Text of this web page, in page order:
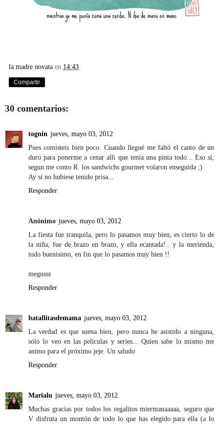
la madre novata en 14:43
Compartir
30 comentarios:
tognin jueves, mayo 03, 2012
Pues comisteis bien poco. Cuando llegué me faltó el canto de un
duro para ponerme a cenar alli que tenia una pinta todo... Eso si,
segun me conto R. los sandwichs gourmet volaron enseguida ;)
Ay si no hubiese tenido prisa...
Responder
Anónimo jueves, mayo 03, 2012
La fiesta fue tranquila, pero lo pasamos muy bien, es cierto lo de
la niña, fue de brazo en brazo, y ella ecantada!.. y la merienda,
todo buenisimo, en fin que lo pasamos muy bien !!
megusss
Responder
batallitasdemama jueves, mayo 03, 2012
La verdad es que suena bien, pero nunca he asistido a ninguna,
sólo lo veo en las películas y series... Quien sabe lo mismo me
animo para el próximo jeje. Un saludo
Responder
Marialu jueves, mayo 03, 2012
Muchas gracias por todos los regalitos miermanaaaaa, seguro que
V disfruta un montón de todo lo que has elegido para ella (a lo